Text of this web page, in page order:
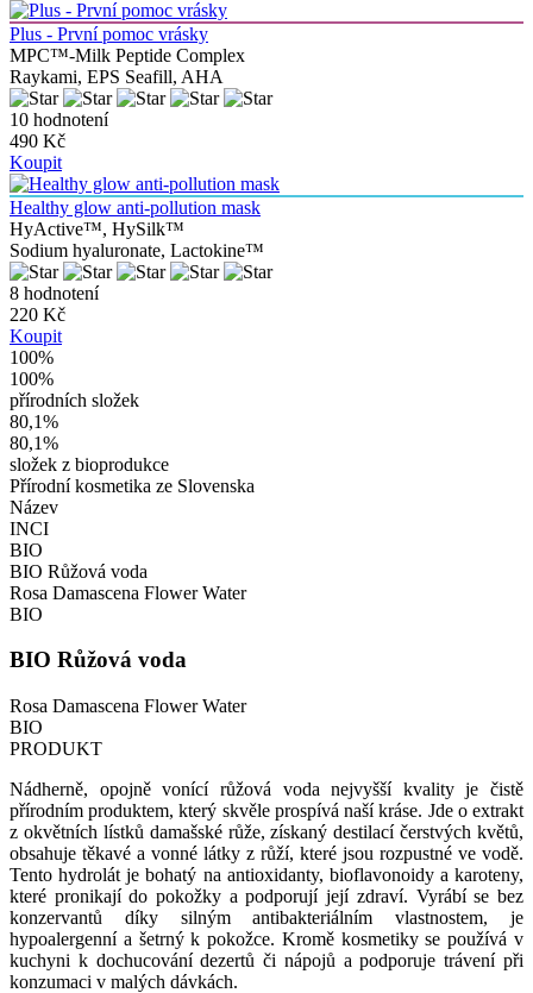
Plus - První pomoc vrásky
MPC™-Milk Peptide Complex
Raykami, EPS Seafill, AHA
10 hodnotení
490 Kč
Koupit
Healthy glow anti-pollution mask
HyActive™, HySilk™
Sodium hyaluronate, Lactokine™
8 hodnotení
220 Kč
Koupit
100%
100%
přírodních složek
80,1%
80,1%
složek z bioprodukce
Přírodní kosmetika ze Slovenska
Název
INCI
BIO
BIO Růžová voda
Rosa Damascena Flower Water
BIO
BIO Růžová voda
Rosa Damascena Flower Water
BIO
PRODUKT
Nádherně, opojně vonící růžová voda nejvyšší kvality je čistě
přírodním produktem, který skvěle prospívá naší kráse. Jde o extrakt
z okvětních lístků damašské růže, získaný destilací čerstvých květů,
obsahuje těkavé a vonné látky z růží, které jsou rozpustné ve vodě.
Tento hydrolát je bohatý na antioxidanty, bioflavonoidy a karoteny,
které pronikají do pokožky a podporují její zdraví. Vyrábí se bez
konzervantů díky silným antibakteriálním vlastnostem, je
hypoalergenní a šetrný k pokožce. Kromě kosmetiky se používá v
kuchyni k dochucování dezertů či nápojů a podporuje trávení při
konzumaci v malých dávkách.